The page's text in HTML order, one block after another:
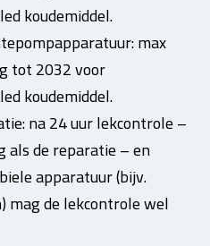
koudemiddel.
max
tot 2032 voor
koudemiddel.
na 24 uur lekcontrole –
als de reparatie – en
apparatuur (bijv.
mag de lekcontrole wel